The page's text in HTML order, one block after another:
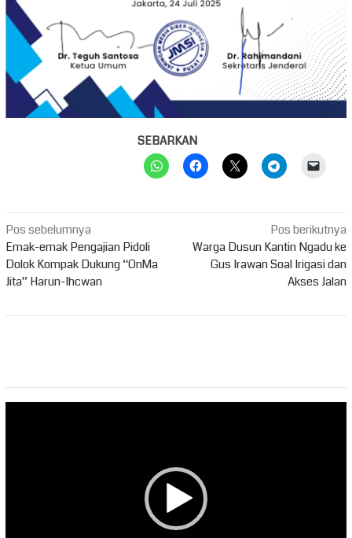
SEBARKAN
Navigasi
pos
Pos sebelumnya
Emak-emak Pengajian Pidoli
Dolok Kompak Dukung “OnMa
Jita” Harun-Ihcwan
Pos berikutnya
Warga Dusun Kantin Ngadu ke
Gus Irawan Soal Irigasi dan
Akses Jalan